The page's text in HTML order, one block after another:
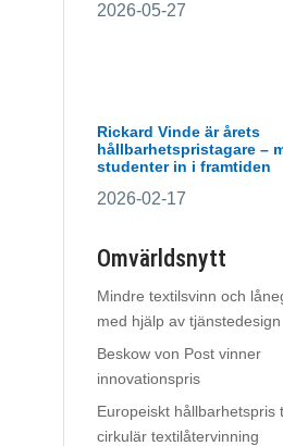
2026-05-27
Rickard Vinde är årets
hållbarhetspristagare –
studenter in i framtiden
2026-02-17
Omvärldsnytt
Mindre textilsvinn och
med hjälp av tjänstedesign
Beskow von Post vinner
innovationspris
Europeiskt hållbarhetspris
cirkulär textilåtervinning